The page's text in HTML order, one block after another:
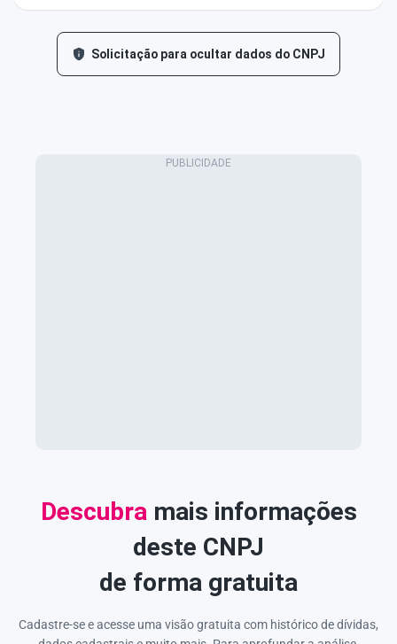
Solicitação para ocultar dados do CNPJ
Descubra mais informações
deste CNPJ
de forma gratuita
Cadastre-se e acesse uma visão gratuita com histórico de dívidas,